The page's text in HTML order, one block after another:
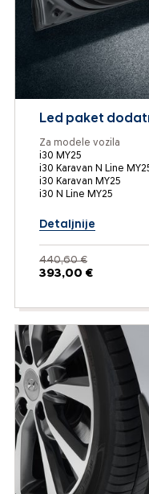
Led paket
Za modele vozila
i30 MY25
i30 Karavan N Line
i30 Karavan MY25
i30 N Line MY25
Detaljnije
440,60 €
393,00 €